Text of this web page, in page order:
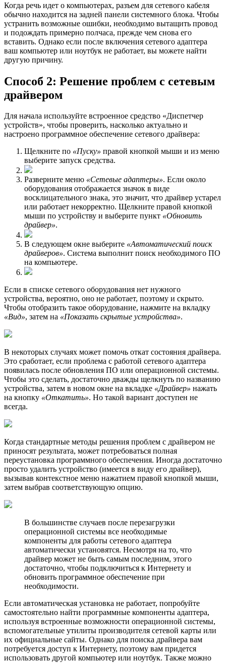
Когда речь идет о компьютерах, разъем для сетевого кабеля
обычно находится на задней панели системного блока. Чтобы
устранить возможные ошибки, необходимо вытащить провод
и подождать примерно полчаса, прежде чем снова его
вставить. Однако если после включения сетевого адаптера
ваш компьютер или ноутбук не работает, вы можете найти
другую причину.
Способ 2: Решение проблем с сетевым
драйвером
Для начала используйте встроенное средство «Диспетчер
устройств», чтобы проверить, насколько актуально и
настроено программное обеспечение сетевого драйвера:
Щелкните по «Пуску» правой кнопкой мыши и из меню
выберите запуск средства.
Разверните меню «Сетевые адаптеры». Если около
оборудования отображается значок в виде
восклицательного знака, это значит, что драйвер устарел
или работает некорректно. Щелкните правой кнопкой
мыши по устройству и выберите пункт «Обновить
драйвер».
В следующем окне выберите «Автоматический поиск
драйверов». Система выполнит поиск необходимого ПО
на компьютере.
Если в списке сетевого оборудования нет нужного
устройства, вероятно, оно не работает, поэтому и скрыто.
Чтобы отобразить такое оборудование, нажмите на вкладку
«Вид», затем на «Показать скрытые устройства».
В некоторых случаях может помочь откат состояния драйвера.
Это сработает, если проблема с работой сетевого адаптера
появилась после обновления ПО или операционной системы.
Чтобы это сделать, достаточно дважды щелкнуть по названию
устройства, затем в новом окне на вкладке «Драйвер» нажать
на кнопку «Откатить». Но такой вариант доступен не
всегда.
Когда стандартные методы решения проблем с драйвером не
приносят результата, может потребоваться полная
переустановка программного обеспечения. Иногда достаточно
просто удалить устройство (имеется в виду его драйвер),
вызывав контекстное меню нажатием правой кнопкой мыши,
затем выбрав соответствующую опцию.
В большинстве случаев после перезагрузки
операционной системы все необходимые
компоненты для работы сетевого адаптера
автоматически установятся. Несмотря на то, что
драйвер может не быть самым последним, этого
достаточно, чтобы подключиться к Интернету и
обновить программное обеспечение при
необходимости.
Если автоматическая установка не работает, попробуйте
самостоятельно найти программные компоненты адаптера,
используя встроенные возможности операционной системы,
вспомогательные утилиты производителя сетевой карты или
их официальные сайты. Однако для поиска драйвера вам
потребуется доступ к Интернету, поэтому вам придется
использовать другой компьютер или ноутбук. Также можно